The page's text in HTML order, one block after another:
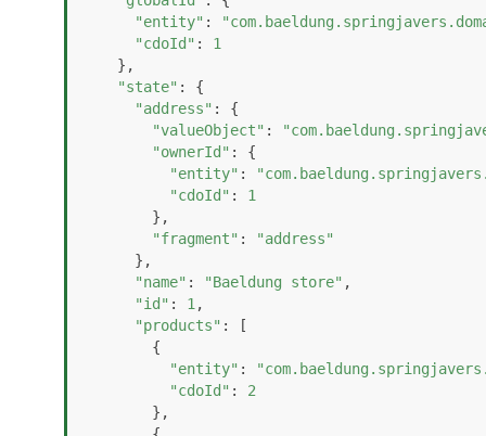
"entity" :
"cdoId" : 1
"state" : {
"address" : {
"valueObject" :
"ownerId" : {
"entity" :
"cdoId" : 1
"fragment" :
"address"
"name" : "Baeldung store" ,
"id" : 1 ,
"products" : [
"entity" :
"cdoId" : 2